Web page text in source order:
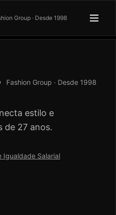
Group · Desde 1998
Fashion Group · Desde 1998
estilo e
de 27 anos.
Igualdade Salarial